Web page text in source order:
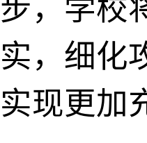
步，学校
实，细化
实现更加